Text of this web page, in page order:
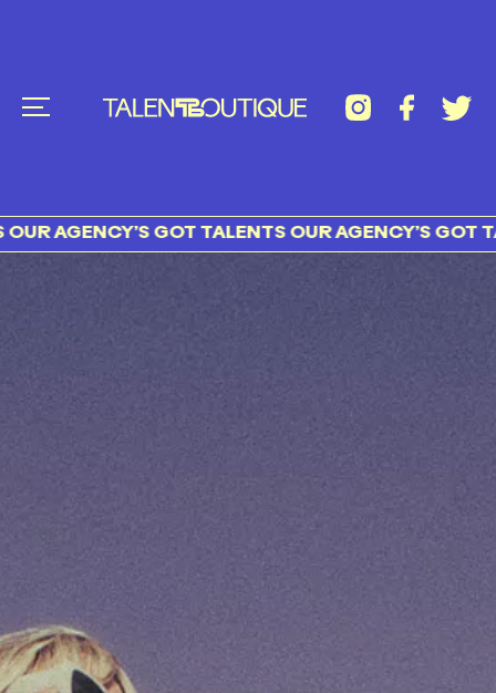
GOT TALENTS OUR AGENCY’S GOT